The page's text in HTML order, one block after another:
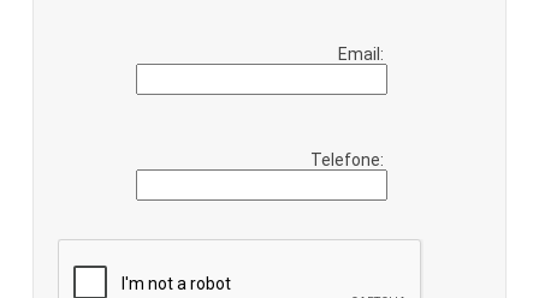
Email:
Telefone: